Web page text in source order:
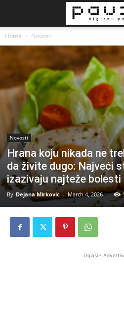
Home Novosti
Novosti
Hrana koju nikada ne
da živite dugo: Najveći
izazivaju najteže bolesti
By Dejana Mirkovic - March 4, 2026
Oglasi -